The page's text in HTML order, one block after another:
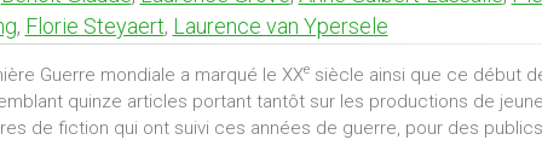
, Florie Steyaert, Laurence van Ypersele
Guerre mondiale a marqué le XXesiècle ainsi que ce début
quinze articles portant tantôt sur les productions de
de fiction qui ont suivi ces années de guerre, pour des